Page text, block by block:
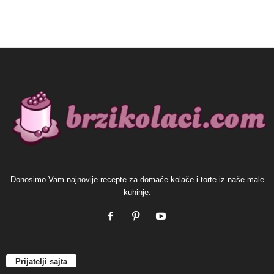
Donosimo Vam najnovije recepte za domaće kolače i torte iz naše male
kuhinje.
Prijatelji sajta